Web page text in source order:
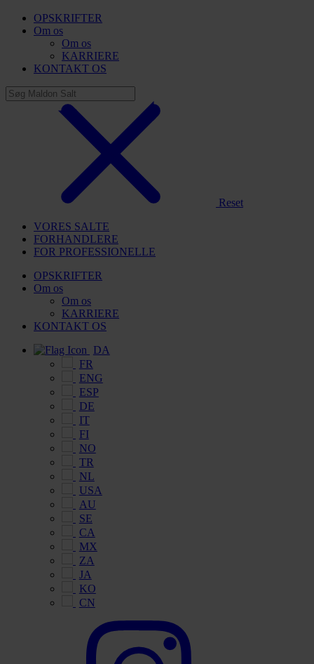
OPSKRIFTER
Om os
Om os
KARRIERE
KONTAKT OS
Reset
VORES SALTE
FORHANDLERE
FOR PROFESSIONELLE
OPSKRIFTER
Om os
Om os
KARRIERE
KONTAKT OS
DA
FR
ENG
ESP
DE
IT
FI
NO
TR
NL
USA
AU
SE
CA
MX
ZA
JA
KO
CN